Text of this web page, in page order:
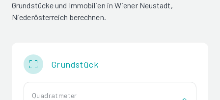
Grundstücke und Immobilien in Wiener Neustadt,
Niederösterreich berechnen.
Grundstück
Quadratmeter